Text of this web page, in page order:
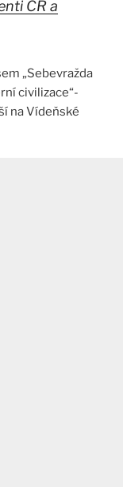
ČR a
„Sebevražda
civilizace“-
na Vídeňské